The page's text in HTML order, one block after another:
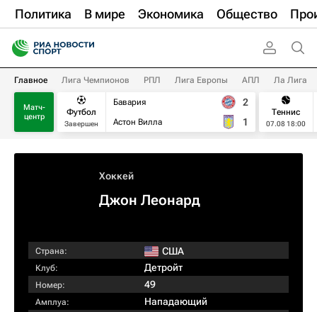
Политика В мире Экономика Общество
Главное Лига Чемпионов РПЛ Лига Европы АПЛ Ла Лига
Матч-
центр
Футбол
Завершен
Бавария
Астон Вилла
2
1
Теннис
07.08 18:00
Хоккей
Джон Леонард
Страна: США
Клуб: Детройт
Номер: 49
Амплуа: Нападающий